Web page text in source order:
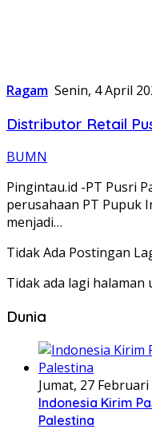
Ragam Senin, 4 April
Distributor Retail
BUMN
Pingintau.id -PT Pusri
perusahaan PT Pupuk
menjadi…
Tidak Ada Postingan
Tidak ada lagi halaman
Dunia
Jumat, 27 Februari
Indonesia Kirim
Palestina